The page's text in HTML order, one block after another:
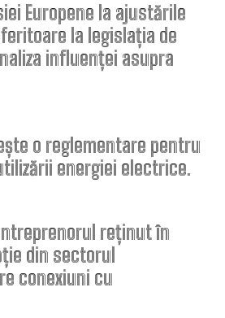
Europene la ajustările
la legislația de
influenței asupra
o reglementare pentru
energiei electrice.
reținut în
din sectorul
conexiuni cu